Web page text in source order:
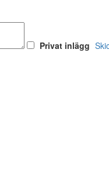
Privat inlägg